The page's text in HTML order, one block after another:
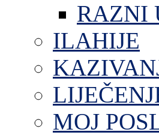
RAZNI
ILAHIJE
MOJ